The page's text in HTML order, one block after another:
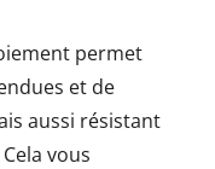
permet
et de
aussi résistant
vous